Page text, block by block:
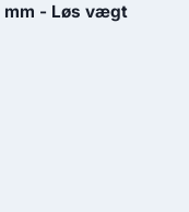
- Løs vægt